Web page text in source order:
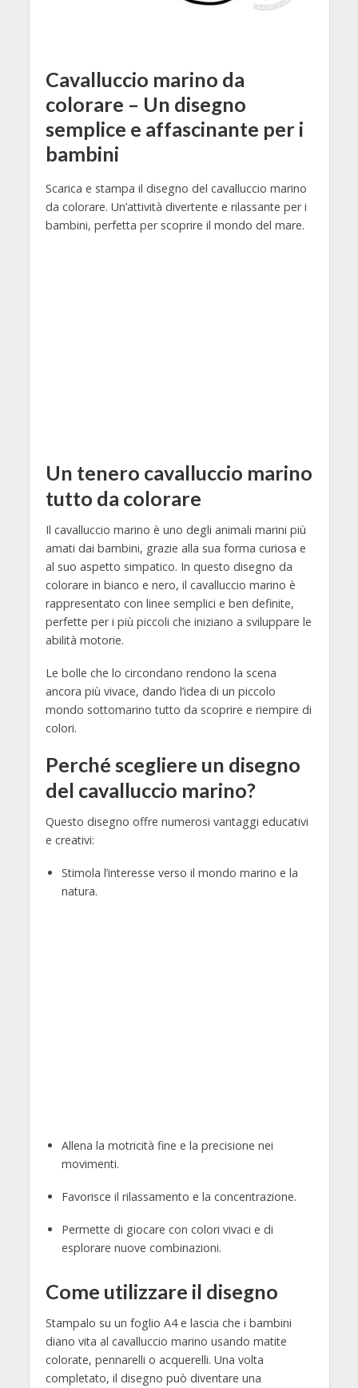
Cavalluccio marino da
colorare – Un disegno
semplice e affascinante per i
bambini
Scarica e stampa il disegno del cavalluccio marino
da colorare. Un’attività divertente e rilassante per i
bambini, perfetta per scoprire il mondo del mare.
Un tenero cavalluccio marino
tutto da colorare
Il cavalluccio marino è uno degli animali marini più
amati dai bambini, grazie alla sua forma curiosa e
al suo aspetto simpatico. In questo disegno da
colorare in bianco e nero, il cavalluccio marino è
rappresentato con linee semplici e ben definite,
perfette per i più piccoli che iniziano a sviluppare le
abilità motorie.
Le bolle che lo circondano rendono la scena
ancora più vivace, dando l’idea di un piccolo
mondo sottomarino tutto da scoprire e riempire di
colori.
Perché scegliere un disegno
del cavalluccio marino?
Questo disegno offre numerosi vantaggi educativi
e creativi:
Stimola l’interesse verso il mondo marino e la
natura.
Allena la motricità fine e la precisione nei
movimenti.
Favorisce il rilassamento e la concentrazione.
Permette di giocare con colori vivaci e di
esplorare nuove combinazioni.
Come utilizzare il disegno
Stampalo su un foglio A4 e lascia che i bambini
diano vita al cavalluccio marino usando matite
colorate, pennarelli o acquerelli. Una volta
completato, il disegno può diventare una